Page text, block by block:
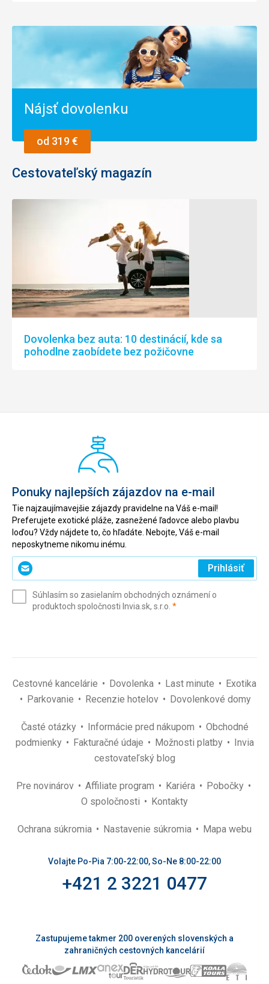
Nájsť dovolenku
od 319 €
Cestovateľský magazín
Dovolenka bez auta: 10 destinácií, kde sa
pohodlne zaobídete bez požičovne
Ponuky najlepších zájazdov na e-mail
Tie najzaujímavejšie zájazdy pravidelne na Váš e-mail!
Preferujete exotické pláže, zasnežené ľadovce alebo plavbu
loďou? Vždy nájdete to, čo hľadáte. Nebojte, Váš e-mail
neposkytneme nikomu inému.
Zadajte
svoj
(povinné)
Prihlásiť
Súhlasím so zasielaním obchodných oznámení o
produktoch spoločnosti Invia.sk, s.r.o. *(povinné)
Cestovné kancelárie Dovolenka Last minute
Exotika
Parkovanie
Recenzie hotelov Dovolenkové domy
Časté otázky Informácie pred nákupom
Obchodné
podmienky
Fakturačné údaje Možnosti platby
Invia
cestovateľský blog
Pre novinárov Affiliate program Kariéra
Pobočky
O spoločnosti
Kontakty
Ochrana súkromia Nastavenie súkromia Mapa webu
Volajte Po-Pia 7:00-22:00, So-Ne 8:00-22:00
+421 2 3221 0477
Zastupujeme takmer 200 overených slovenských a
zahraničných cestovných kancelárií